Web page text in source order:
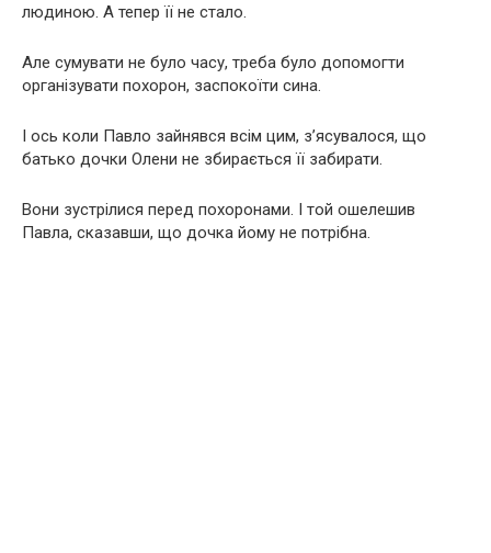
людиною. А тепер її не стало.
Але сумувати не було часу, треба було допомогти
організувати похорон, заспокоїти сина.
І ось коли Павло зайнявся всім цим, з’ясувалося, що
батько дочки Олени не збирається її забирати.
Вони зустрілися перед похоронами. І той ошелешив
Павла, сказавши, що дочка йому не потрібна.